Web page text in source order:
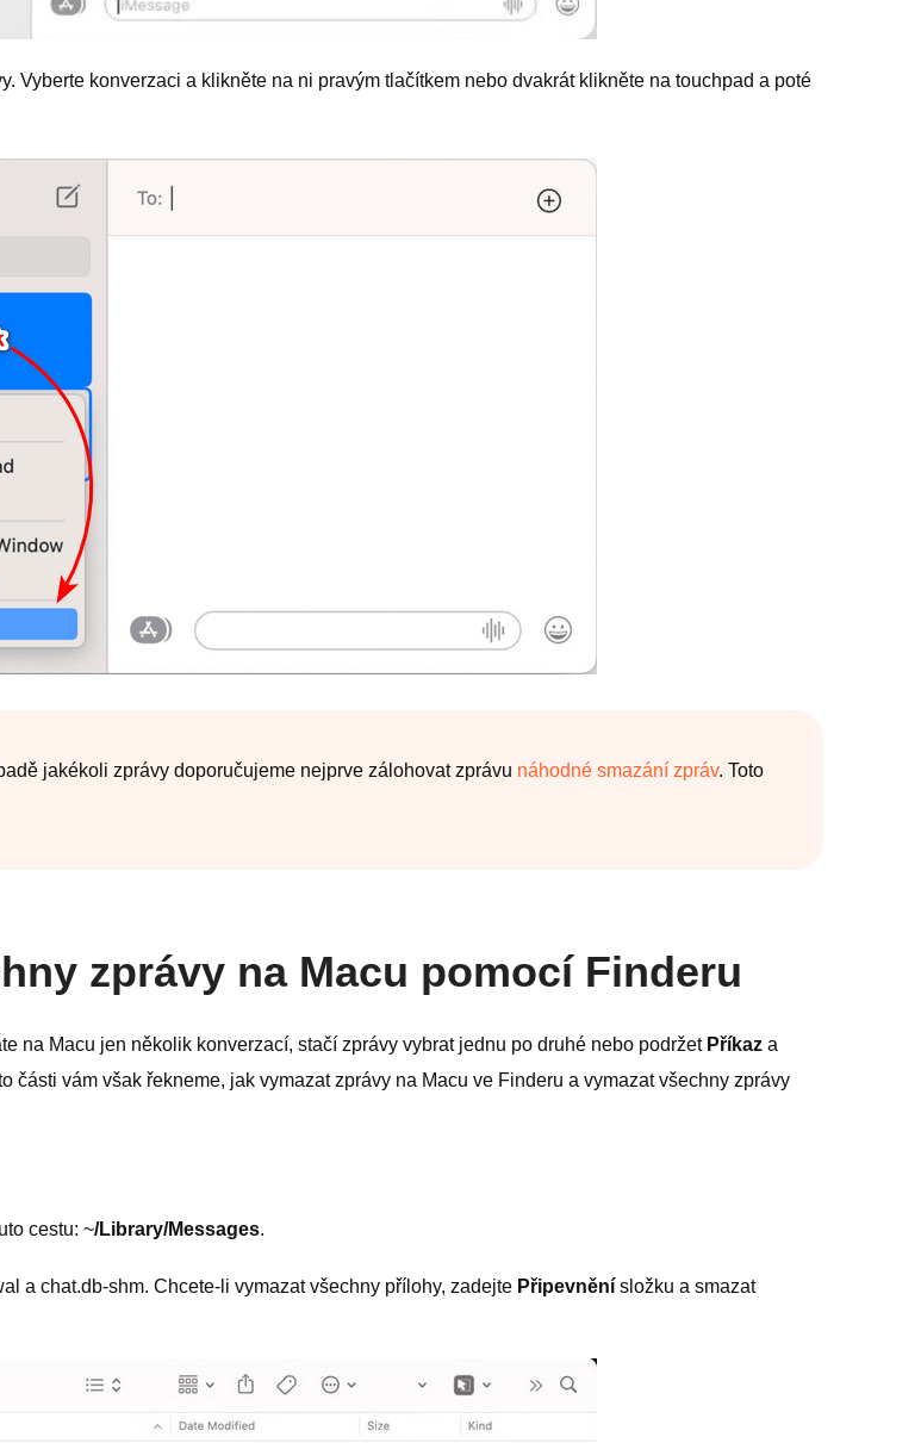
Vyberte konverzaci a klikněte na ni pravým tlačítkem nebo dvakrát klikněte na touchpad a poté
jakékoli zprávy doporučujeme nejprve zálohovat zprávu náhodné smazání zpráv. Toto
zprávy na Macu pomocí Finderu
na Macu jen několik konverzací, stačí zprávy vybrat jednu po druhé nebo podržet Příkaz a
části vám však řekneme, jak vymazat zprávy na Macu ve Finderu a vymazat všechny zprávy
cestu: ~/Library/Messages.
a chat.db-shm. Chcete-li vymazat všechny přílohy, zadejte Připevnění složku a smazat